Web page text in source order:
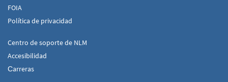
FOIA
Política de privacidad
Centro de soporte de NLM
Accesibilidad
Сarreras